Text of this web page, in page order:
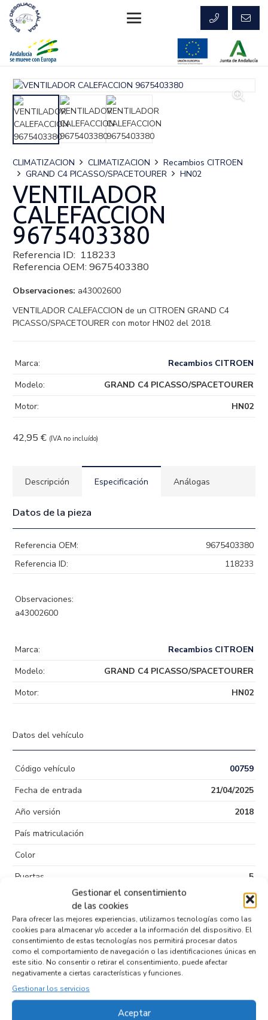
Gestionar el consentimiento
de las cookies
Para ofrecer las mejores experiencias, utilizamos tecnologías como las
cookies para almacenar y/o acceder a la información del dispositivo. El
consentimiento de estas tecnologías nos permitirá procesar datos
como el comportamiento de navegación o las identificaciones únicas en
este sitio. No consentir o retirar el consentimiento, puede afectar
negativamente a ciertas características y funciones.
Gestionar los servicios
Aceptar
CLIMATIZACION CLIMATIZACION
Recambios CITROEN
GRAND C4 PICASSO/SPACETOURER
HN02
VENTILADOR
CALEFACCION
9675403380
Referencia ID: 118233
Referencia OEM: 9675403380
Observaciones: a43002600
VENTILADOR CALEFACCION de un CITROEN GRAND C4
PICASSO/SPACETOURER con motor HN02 del 2018.
42,95 € (IVA no incluído)
Marca:
Recambios CITROEN
Modelo:
GRAND C4 PICASSO/SPACETOURER
Motor:
HN02
Descripción Especificación Análogas
Datos de la pieza
Referencia OEM:
9675403380
Referencia ID:
118233
Observaciones:
a43002600
Marca:
Recambios CITROEN
Modelo:
GRAND C4 PICASSO/SPACETOURER
Motor:
HN02
Datos del vehículo
Código vehículo
00759
Fecha de entrada
21/04/2025
Año versión
2018
País matriculación
Color
Puertas
5
89.036
Tipo de
combustible
Sin plomo 95
Código motor
HN02
Código cambio